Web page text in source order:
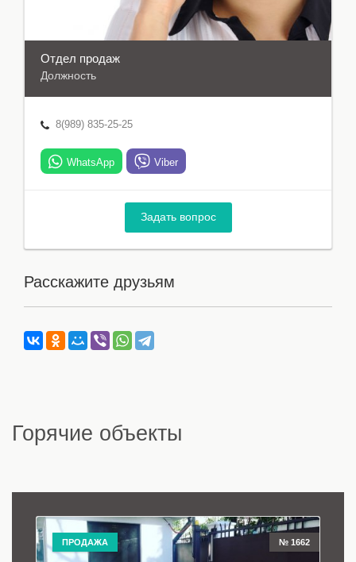
Отдел продаж
Должность
8(989) 835-25-25
WhatsApp Viber
Задать вопрос
Расскажите друзьям
Горячие объекты
ПРОДАЖА № 1662